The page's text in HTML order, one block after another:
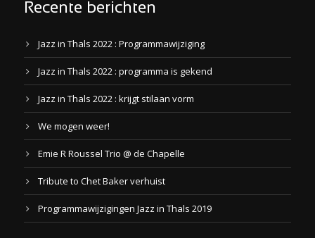
Recente berichten
Jazz in Thals 2022 : Programmawijziging
Jazz in Thals 2022 : programma is gekend
Jazz in Thals 2022 : krijgt stilaan vorm
We mogen weer!
Emie R Roussel Trio @ de Chapelle
Tribute to Chet Baker verhuist
Programmawijzigingen Jazz in Thals 2019